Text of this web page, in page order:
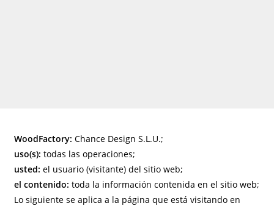
WoodFactory: Chance Design S.L.U.;
uso(s): todas las operaciones;
usted: el usuario (visitante) del sitio web;
el contenido: toda la información contenida en el sitio web;
Lo siguiente se aplica a la página que está visitando en